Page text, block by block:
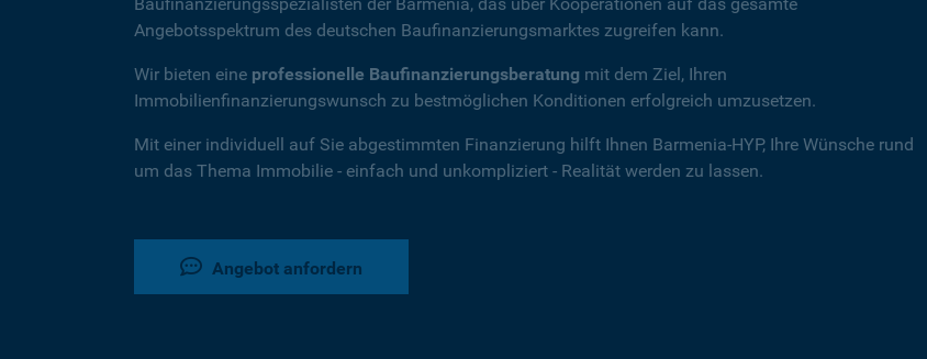
Angebotsspektrum des deutschen Baufinanzierungsmarktes zugreifen kann.
Wir bieten eine professionelle Baufinanzierungsberatung mit dem Ziel, Ihren
Immobilienfinanzierungswunsch zu bestmöglichen Konditionen erfolgreich umzusetzen.
Mit einer individuell auf Sie abgestimmten Finanzierung hilft Ihnen Barmenia-HYP, Ihre Wünsche rund
um das Thema Immobilie - einfach und unkompliziert - Realität werden zu lassen.
Angebot anfordern